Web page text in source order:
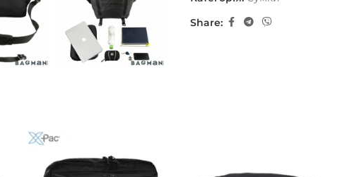
Share: